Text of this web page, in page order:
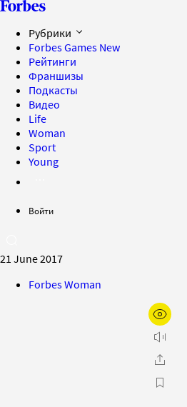
Рубрики
Forbes Games New
Рейтинги
Франшизы
Подкасты
Видео
Life
Woman
Sport
Young
Войти
21 June 2017
Forbes Woman